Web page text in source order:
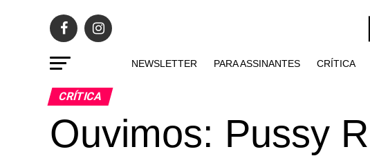
NEWSLETTER PARA ASSINANTES CRÍTICA
CRÍTICA
Ouvimos: Pussy